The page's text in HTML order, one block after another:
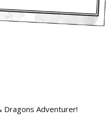
Dragons Adventurer!